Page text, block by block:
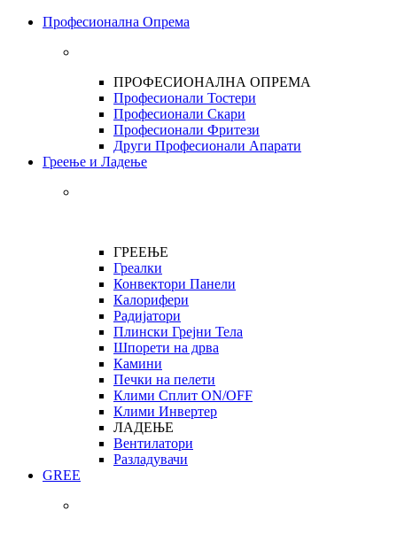
Професионална Опрема
ПРОФЕСИОНАЛНА ОПРЕМА
Професионали Тостери
Професионали Скари
Професионали Фритези
Други Професионали Апарати
Греење и Ладење
ГРЕЕЊЕ
Греалки
Конвектори Панели
Калорифери
Радијатори
Плински Грејни Тела
Шпорети на дрва
Камини
Печки на пелети
Клими Сплит ON/OFF
Клими Инвертер
ЛАДЕЊЕ
Вентилатори
Разладувачи
GREE